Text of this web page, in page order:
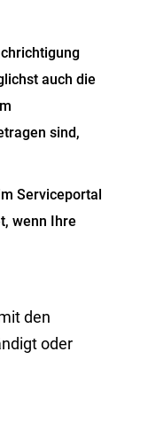
auch die
sind,
Serviceportal
wenn Ihre
den
oder